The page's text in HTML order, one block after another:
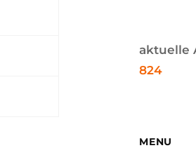
aktuelle
824
MENU